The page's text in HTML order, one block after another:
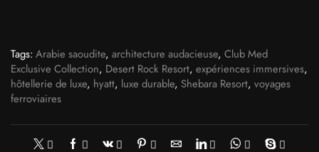
Tags: Arabie saoudite, architecture audacieuse, Club Med
Exclusive Collection, Desert Rock Resort, expériences immersives,
hôtellerie de luxe, hyatt, luxe durable, Shebara Resort, voyages
ferroviaires